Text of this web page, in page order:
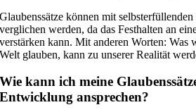
Glaubenssätze können mit
verglichen werden, da das Festhalten an
verstärken kann. Mit anderen Worten: Was
Welt glauben, kann zu unserer Realität
Wie kann ich meine
Entwicklung ansprechen?